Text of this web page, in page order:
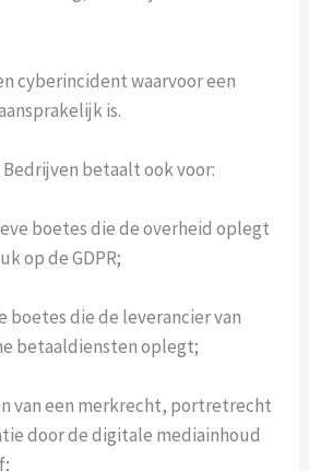
cyberincident waarvoor een
is.
Bedrijven betaalt ook voor:
boetes die de overheid oplegt
op de GDPR;
boetes die de leverancier van
betaaldiensten oplegt;
van een merkrecht, portretrecht
door de digitale mediainhoud